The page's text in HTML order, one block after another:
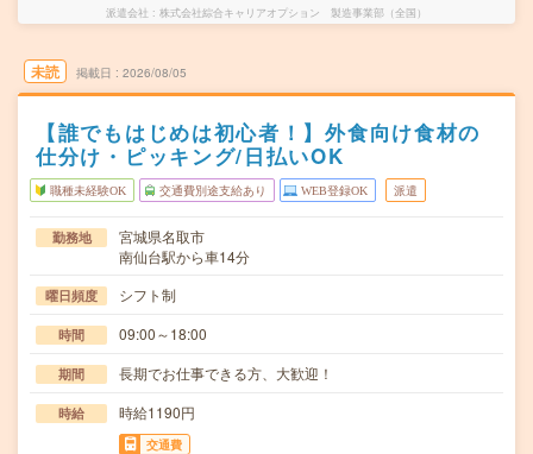
派遣会社 株式会社綜合キャリアオプション 製造事業部（全国）
未読 掲載日 2026/08/05
【誰でもはじめは初心者！】外食向け食材の
仕分け・ピッキング/日払いOK
職種未経験OK 交通費別途支給あり WEB登録OK 派遣
勤務地
宮城県名取市
南仙台駅から車14分
曜日頻度 シフト制
時間 09:00～18:00
期間 長期でお仕事できる方、大歓迎！
時給 時給1190円
交通費